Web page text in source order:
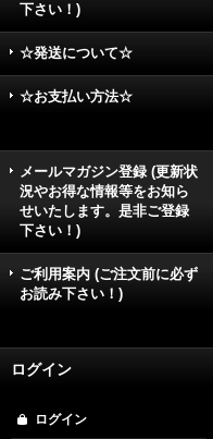
下さい！)
☆発送について☆
☆お支払い方法☆
メールマガジン登録 (更新状
況やお得な情報等をお知ら
せいたします。是非ご登録
下さい！)
ご利用案内 (ご注文前に必ず
お読み下さい！)
ログイン
ログイン